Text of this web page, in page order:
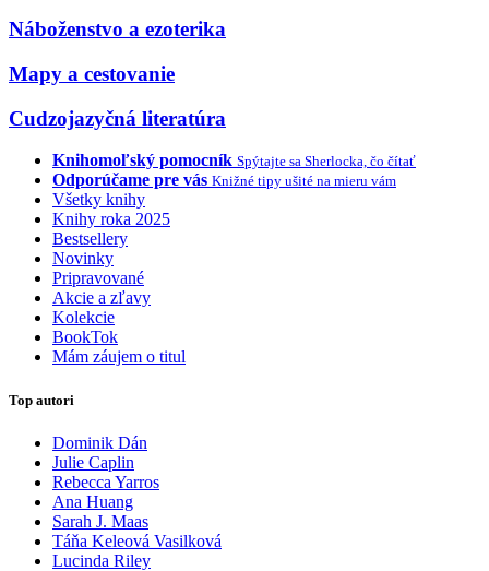
Náboženstvo a ezoterika
Mapy a cestovanie
Cudzojazyčná literatúra
Knihomoľský pomocník Spýtajte sa Sherlocka, čo čítať
Odporúčame pre vás Knižné tipy ušité na mieru vám
Všetky knihy
Knihy roka 2025
Bestsellery
Novinky
Pripravované
Akcie a zľavy
Kolekcie
BookTok
Mám záujem o titul
Top autori
Dominik Dán
Julie Caplin
Rebecca Yarros
Ana Huang
Sarah J. Maas
Táňa Keleová Vasilková
Lucinda Riley